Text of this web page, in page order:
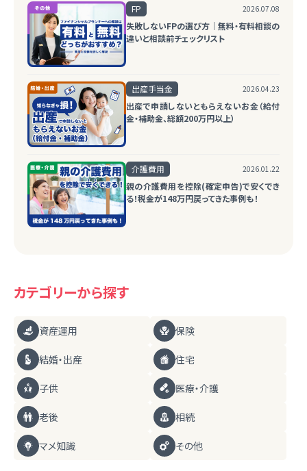
FP 2026.07.08
失敗しないFPの選び方｜無料・有料相談の
違いと相談前チェックリスト
出産手当金 2026.04.23
出産で申請しないともらえないお金（給付
金・補助金、総額200万円以上）
介護費用 2026.01.22
親の介護費用を控除(確定申告)で安くでき
る！税金が148万円戻ってきた事例も！
カテゴリーから探す
資産運用 保険
結婚・出産 住宅
子供 医療・介護
老後 相続
マメ知識 その他